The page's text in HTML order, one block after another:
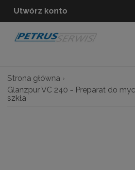
Utwórz konto
Strona główna
Glanzpur VC 240 - Preparat do
szkła